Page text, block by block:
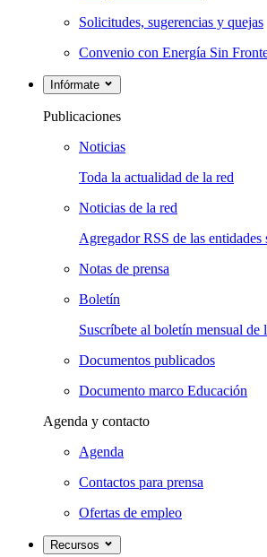
Solicitudes, sugerencias y quejas
Convenio con Energía Sin
Infórmate
Publicaciones
Noticias
Toda la actualidad de la red
Noticias de la red
Agregador RSS de las entidades
Notas de prensa
Boletín
Suscríbete al boletín mensual de
Documentos publicados
Documento marco Educación
Agenda y contacto
Agenda
Contactos para prensa
Ofertas de empleo
Recursos